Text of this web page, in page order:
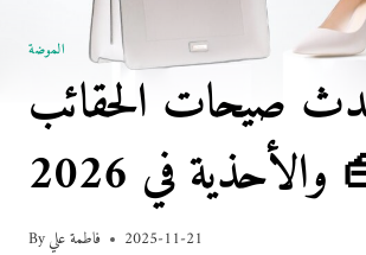
الموضة
صيحات الحقائب
Byفاطمة علي 2025-11-21